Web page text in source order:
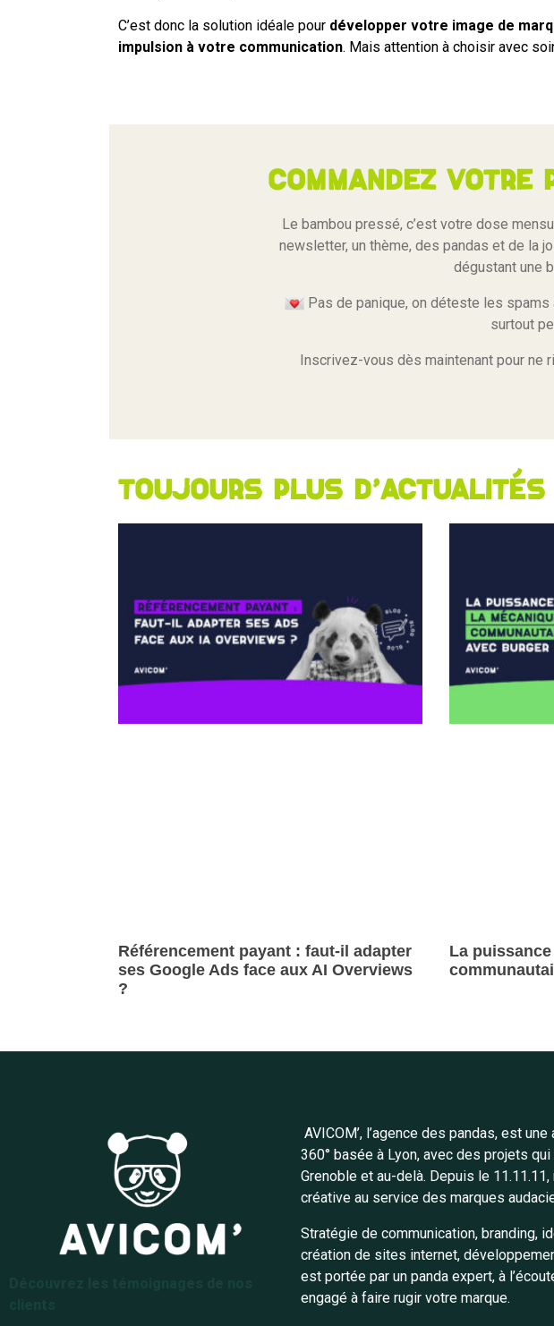
C’est donc la solution idéale pour développer votre image de
impulsion à votre communication. Mais attention à choisir avec
Commandez votre
Le bambou pressé, c’est votre dose
newsletter, un thème, des pandas et de la
dégustant une
Pas de panique, on déteste les
surtout
Inscrivez-vous dès maintenant pour ne
Toujours plus d'actualités
Référencement payant : faut-il adapter
ses Google Ads face aux AI Overviews
?
La
AVICOM’, l’agence des pandas, est
360° basée à Lyon, avec des projets qui
Grenoble et au-delà. Depuis le
créative au service des marques
Stratégie de communication, branding,
création de sites internet,
est portée par un panda expert, à
engagé à faire rugir votre marque.